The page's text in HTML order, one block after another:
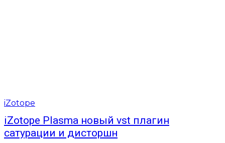
iZotope
iZotope Plasma новый vst плагин
сатурации и дисторшн